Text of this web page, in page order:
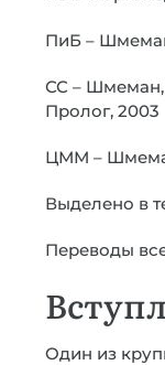
ПиБ –
СС – Шмеман,
Пролог, 2003
ЦММ –
Выделено в
Переводы
Один из